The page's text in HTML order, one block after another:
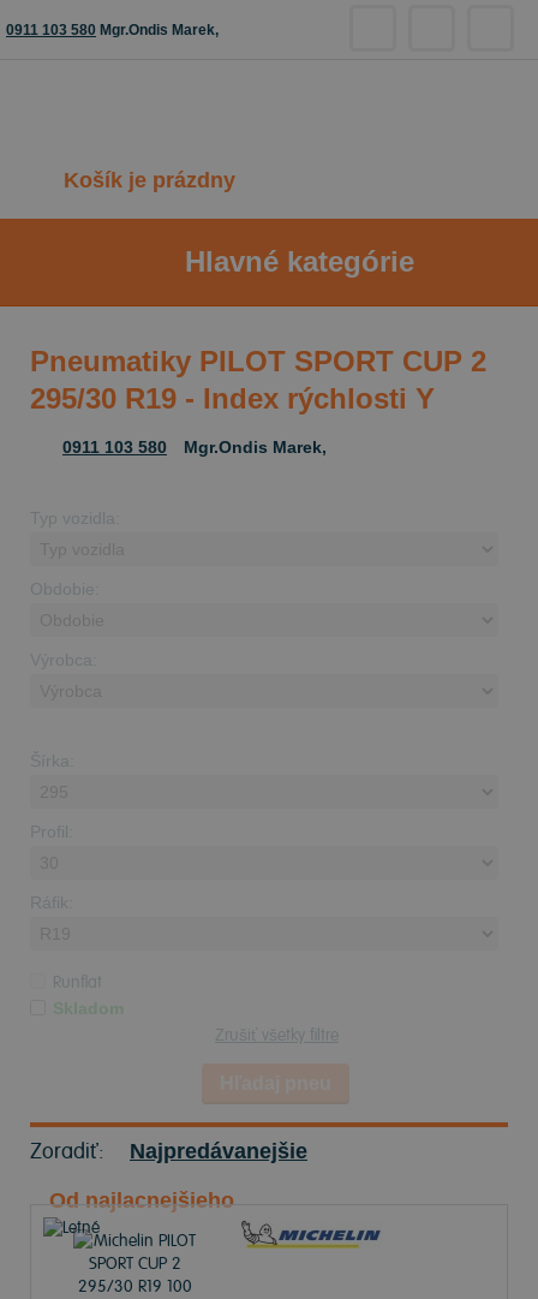
0911 103 580 Mgr.Ondis Marek,
Košík je prázdny
Hlavné kategórie
Pneumatiky PILOT SPORT CUP 2
295/30 R19 - Index rýchlosti Y
0911 103 580 Mgr.Ondis Marek,
Typ vozidla:
Obdobie:
Výrobca:
Šírka:
Profil:
Ráfik:
Runflat
Skladom
Zrušiť všetky filtre
Zoradiť: Najpredávanejšie
Od najlacnejšieho